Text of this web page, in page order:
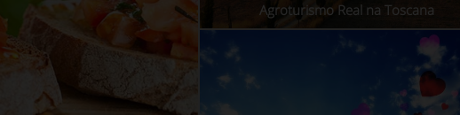
Agroturismo Real na Toscana